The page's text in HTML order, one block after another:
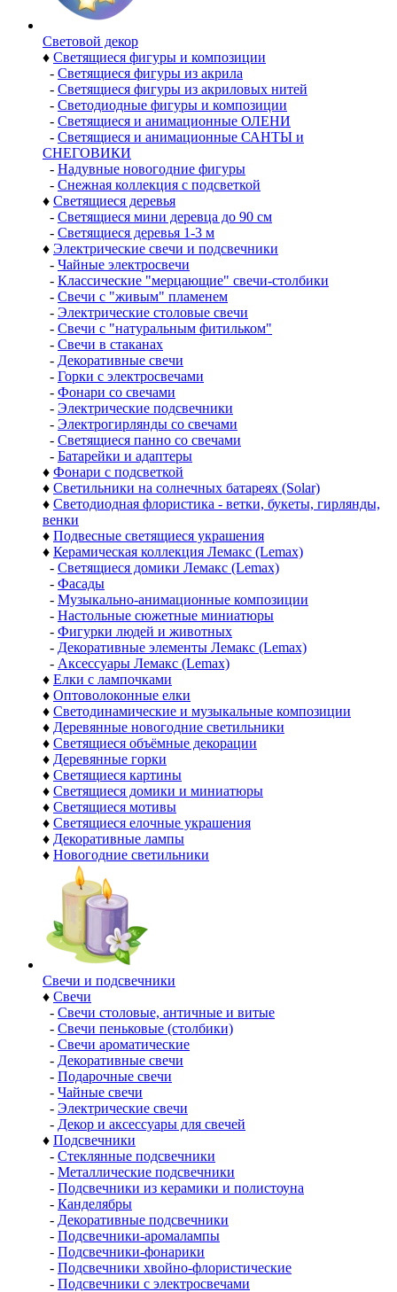
Световой декор
♦ Светящиеся фигуры и композиции
- Светящиеся фигуры из акрила
- Светящиеся фигуры из акриловых нитей
- Светодиодные фигуры и композиции
- Светящиеся и анимационные ОЛЕНИ
- Светящиеся и анимационные САНТЫ и
СНЕГОВИКИ
- Надувные новогодние фигуры
- Снежная коллекция с подсветкой
♦ Светящиеся деревья
- Светящиеся мини деревца до 90 см
- Светящиеся деревья 1-3 м
♦ Электрические свечи и подсвечники
- Чайные электросвечи
- Классические "мерцающие" свечи-столбики
- Свечи с "живым" пламенем
- Электрические столовые свечи
- Свечи с "натуральным фитильком"
- Свечи в стаканах
- Декоративные свечи
- Горки с электросвечами
- Фонари со свечами
- Электрические подсвечники
- Электрогирлянды со свечами
- Светящиеся панно со свечами
- Батарейки и адаптеры
♦ Фонари с подсветкой
♦ Светильники на солнечных батареях (Solar)
♦ Светодиодная флористика - ветки, букеты, гирлянды,
венки
♦ Подвесные светящиеся украшения
♦ Керамическая коллекция Лемакс (Lemax)
- Светящиеся домики Лемакс (Lemax)
- Фасады
- Музыкально-анимационные композиции
- Настольные сюжетные миниатюры
- Фигурки людей и животных
- Декоративные элементы Лемакс (Lemax)
- Аксессуары Лемакс (Lemax)
♦ Елки с лампочками
♦ Оптоволоконные елки
♦ Светодинамические и музыкальные композиции
♦ Деревянные новогодние светильники
♦ Светящиеся объёмные декорации
♦ Деревянные горки
♦ Светящиеся картины
♦ Светящиеся домики и миниатюры
♦ Светящиеся мотивы
♦ Светящиеся елочные украшения
♦ Декоративные лампы
♦ Новогодние светильники
Свечи и подсвечники
♦ Свечи
- Свечи столовые, античные и витые
- Свечи пеньковые (столбики)
- Свечи ароматические
- Декоративные свечи
- Подарочные свечи
- Чайные свечи
- Электрические свечи
- Декор и аксессуары для свечей
♦ Подсвечники
- Стеклянные подсвечники
- Металлические подсвечники
- Подсвечники из керамики и полистоуна
- Канделябры
- Декоративные подсвечники
- Подсвечники-аромалампы
- Подсвечники-фонарики
- Подсвечники хвойно-флористические
- Подсвечники с электросвечами